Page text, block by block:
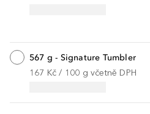
567 g - Signature Tumbler
167 Kč / 100 g včetně DPH